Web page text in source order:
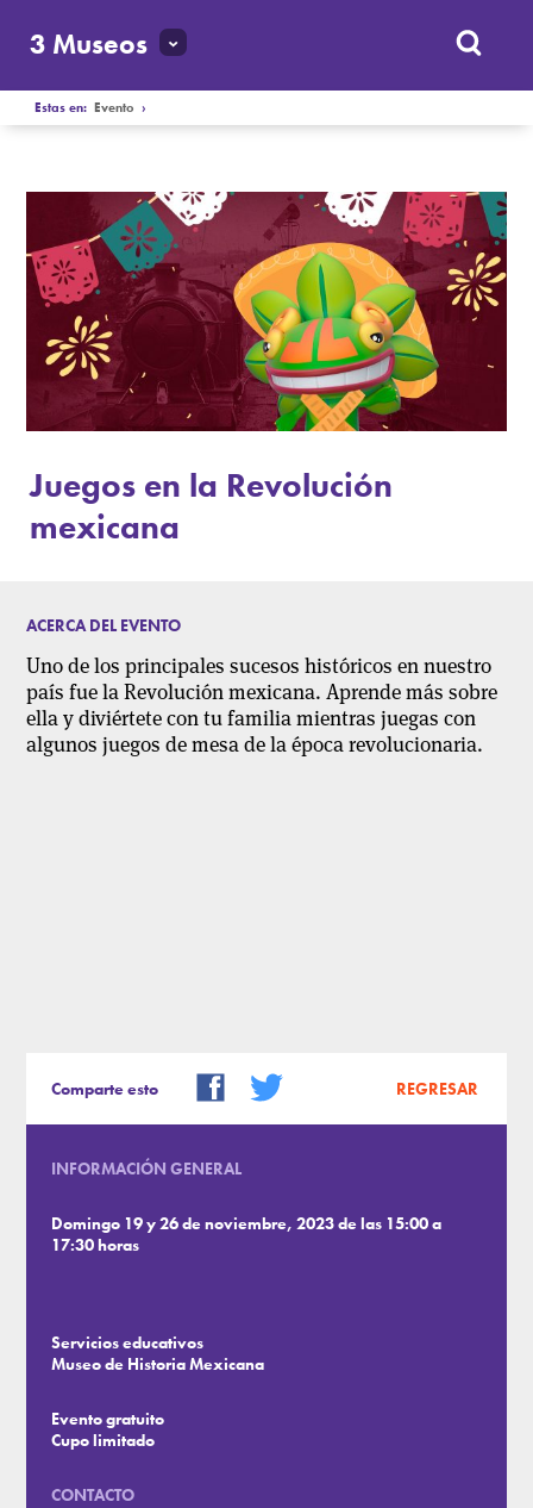
3 Museos
Estas en:Evento ›
Juegos en la Revolución
mexicana
ACERCA DEL EVENTO
Uno de los principales sucesos históricos en nuestro
país fue la Revolución mexicana. Aprende más sobre
ella y diviértete con tu familia mientras juegas con
algunos juegos de mesa de la época revolucionaria.
Comparte esto REGRESAR
INFORMACIÓN GENERAL
Domingo 19 y 26 de noviembre, 2023 de las 15:00 a
17:30 horas
Servicios educativos
Museo de Historia Mexicana
Evento gratuito
Cupo limitado
CONTACTO